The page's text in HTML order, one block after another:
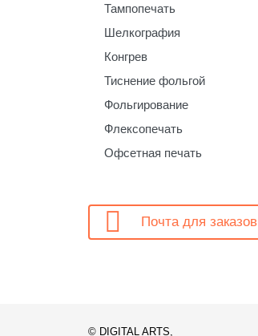
Тампопечать
Шелкография
Конгрев
Тиснение фольгой
Фольгирование
Флексопечать
Офсетная печать
 Почта для заказов
© DIGITAL ARTS,